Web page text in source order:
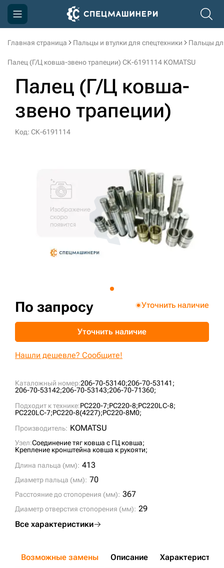
Главная страница Пальцы и втулки для спецтехники Пальцы
Палец (Г/Ц ковша-звено трапеции) СК-6191114 KOMATSU
Палец (Г/Ц ковша-
звено трапеции)
Код: СК-6191114
Каталожный номер:206-70-53140;206-70-53141;
206-70-53142;206-70-53143;206-70-71360;
Подходит к технике:PC220-7;PC220-8;PC220LC-8;
PC220LC-7;PC220-8(4227);PC220-8M0;
Производитель: KOMATSU
Узел:Соединение тяг ковша с ГЦ ковша;
Крепление кронштейна ковша к рукояти;
Длина пальца (мм): 413
Диаметр пальца (мм): 70
Расстояние до стопорения (мм): 367
Диаметр отверстия стопорения (мм): 29
Все характеристики
По запросу Уточнить наличие
Уточнить наличие
Нашли дешевле? Сообщите!
Возможные замены Описание Характеристики
Компания
Доставка и оплата
Информация
Контакты
sksale@skdst.ru
+7 (499) 394-50-93